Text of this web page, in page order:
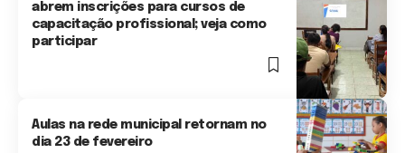
abrem inscrições para cursos de
capacitação profissional; veja como
participar
Aulas na rede municipal retornam no
dia 23 de fevereiro